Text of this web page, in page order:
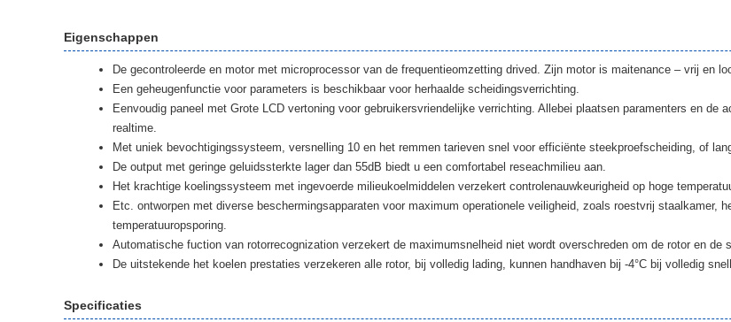
Eigenschappen
De gecontroleerde en motor met microprocessor van de frequentieomzetting drived. Zijn motor is maitenance – vrij en
Een geheugenfunctie voor parameters is beschikbaar voor herhaalde scheidingsverrichting.
Eenvoudig paneel met Grote LCD vertoning voor gebruikersvriendelijke verrichting. Allebei plaatsen paramenters en de
realtime.
Met uniek bevochtigingssysteem, versnelling 10 en het remmen tarieven snel voor efficiënte steekproefscheiding, of
De output met geringe geluidssterkte lager dan 55dB biedt u een comfortabel reseachmilieu aan.
Het krachtige koelingssysteem met ingevoerde milieukoelmiddelen verzekert controlenauwkeurigheid op hoge
Etc. ontworpen met diverse beschermingsapparaten voor maximum operationele veiligheid, zoals roestvrij staalkamer,
temperatuuropsporing.
Automatische fuction van rotorrecognization verzekert de maximumsnelheid niet wordt overschreden om de rotor en de
De uitstekende het koelen prestaties verzekeren alle rotor, bij volledig lading, kunnen handhaven bij -4°C bij volledig
Specificaties